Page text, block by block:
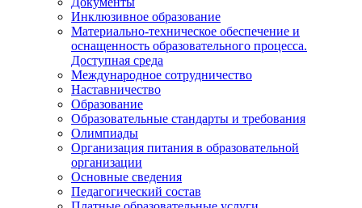
Инклюзивное образование
Материально-техническое обеспечение и
оснащенность образовательного процесса.
Доступная среда
Международное сотрудничество
Наставничество
Образование
Образовательные стандарты и требования
Олимпиады
Организация питания в образовательной
организации
Основные сведения
Педагогический состав